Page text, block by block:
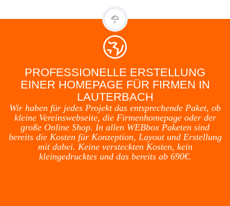
PROFESSIONELLE ERSTELLUNG
EINER HOMEPAGE FÜR FIRMEN IN
LAUTERBACH
Wir haben für jedes Projekt das entsprechende Paket, ob
kleine Vereinswebseite, die Firmenhomepage oder der
große Online Shop. In allen WEBbox Paketen sind
bereits die Kosten für Konzeption, Layout und Erstellung
mit dabei. Keine versteckten Kosten, kein
kleingedrucktes und das bereits ab 690€.